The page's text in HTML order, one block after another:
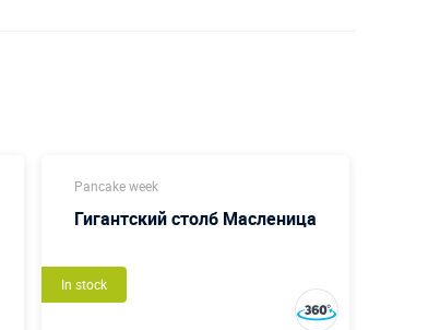
Pancake week
Гигантский столб Масленица
In stock